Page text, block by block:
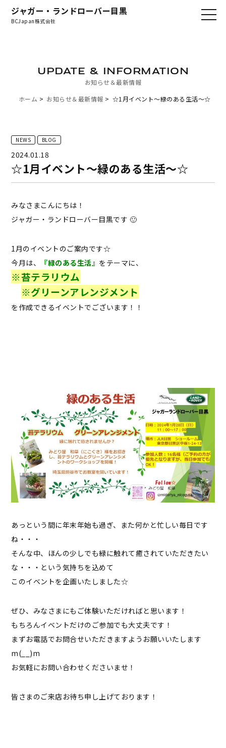
ジャガー・ランドローバー目黒
BCJapan株式会社
お知らせ＆最新情報
UPDATE & INFORMATION
ホーム お知らせ＆最新情報 ☆1月イベント～緑のある生活～☆
NEWS BLOG
2024.01.18
☆1月イベント～緑のある生活～☆
みなさまこんにちは！
ジャガー・ランドローバー目黒です 🙂
1月のイベントのご案内です☆
今月は、
『緑のある生活』 をテーマに、
※苔テラリウム
※グリーンアレンジメント
を作成できるイベントでございます！！
あっという間に年末年始も過ぎ、また何かと忙しい毎日です
ね・・・
そんな中、ほんの少しでも緑に触れて癒されていただきたい
な・・・という気持ちを込めて
このイベントを企画いたしました☆
ぜひ、みなさまにもご体験いただければと思います！
もちろんイベントだけのご参加でも大丈夫です！
まずお電話でお問合せいただきますようお願いいたします
m(__)m
お気軽にお問い合わせくださいませ！
皆さまのご来店お待ち申し上げております！